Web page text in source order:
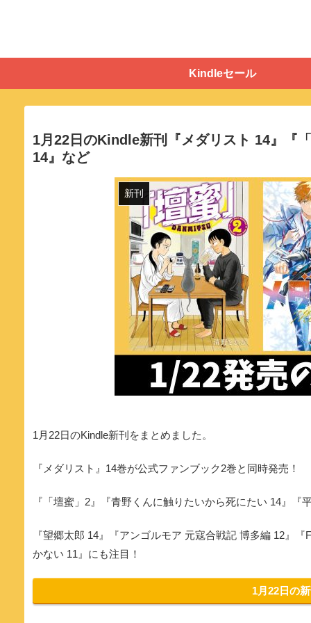
Kindleセール
1月22日のKindle新刊『メダリスト 14』『
14』など
新刊
1月22日のKindle新刊をまとめました。
『メダリスト』14巻が公式ファンブック2巻と同時発売！
『「壇蜜」2』『青野くんに触りたいから死にたい 14』
『望郷太郎 14』『アンゴルモア 元寇合戦記 博多編 12』
かない 11』にも注目！
1月22日の